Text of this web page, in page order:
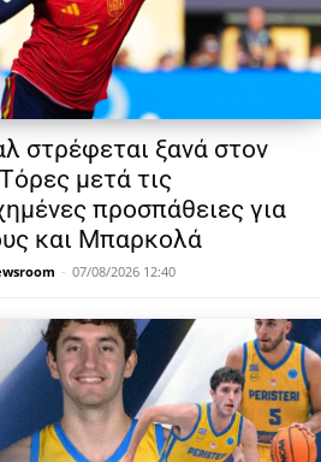
στρέφεται ξανά στον
μετά τις
προσπάθειες για
και Μπαρκολά
- 07/08/2026 12:40